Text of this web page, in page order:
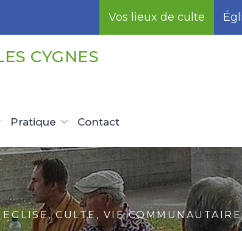
Vos lieux de culte
CYGNES
Pratique Contact
CULTE, VIE